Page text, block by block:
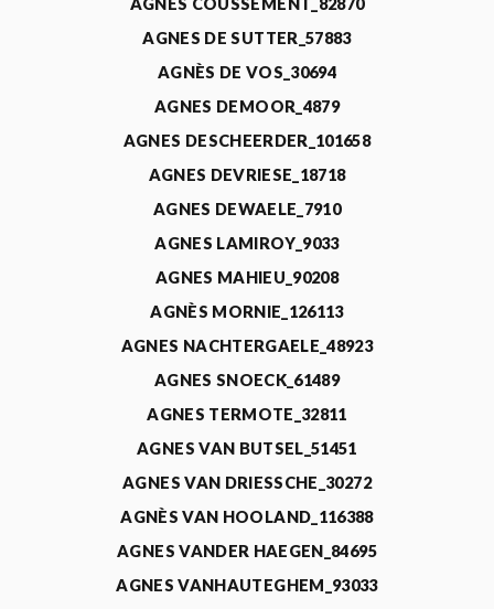
AGNES COUSSEMENT_82870
AGNES DE SUTTER_57883
AGNÈS DE VOS_30694
AGNES DEMOOR_4879
AGNES DESCHEERDER_101658
AGNES DEVRIESE_18718
AGNES DEWAELE_7910
AGNES LAMIROY_9033
AGNES MAHIEU_90208
AGNÈS MORNIE_126113
AGNES NACHTERGAELE_48923
AGNES SNOECK_61489
AGNES TERMOTE_32811
AGNES VAN BUTSEL_51451
AGNES VAN DRIESSCHE_30272
AGNÈS VAN HOOLAND_116388
AGNES VANDER HAEGEN_84695
AGNES VANHAUTEGHEM_93033